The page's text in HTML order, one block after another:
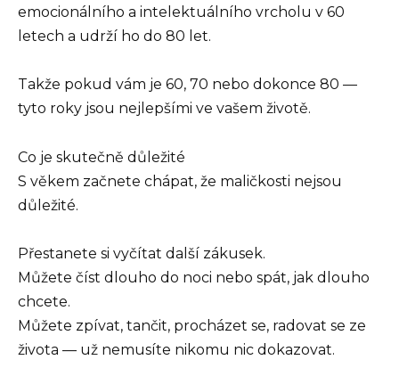
emocionálního a intelektuálního vrcholu v 60
letech a udrží ho do 80 let.
Takže pokud vám je 60, 70 nebo dokonce 80 —
tyto roky jsou nejlepšími ve vašem životě.
Co je skutečně důležité
S věkem začnete chápat, že maličkosti nejsou
důležité.
Přestanete si vyčítat další zákusek.
Můžete číst dlouho do noci nebo spát, jak dlouho
chcete.
Můžete zpívat, tančit, procházet se, radovat se ze
života — už nemusíte nikomu nic dokazovat.